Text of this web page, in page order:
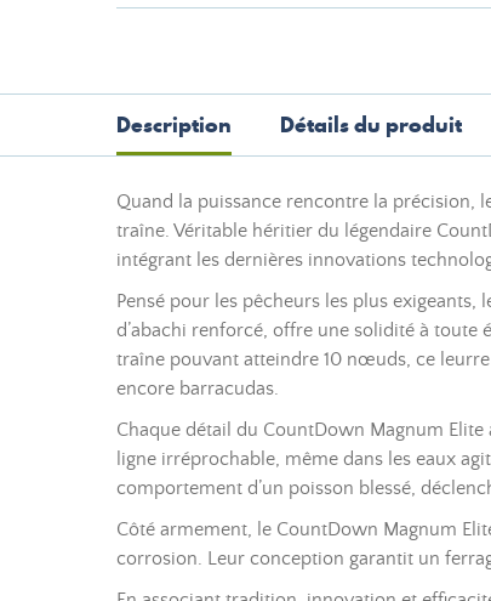
Description Détails du produit
Quand la puissance rencontre la précision,
traîne. Véritable héritier du légendaire
intégrant les dernières innovations
Pensé pour les pêcheurs les plus
d’abachi renforcé, offre une solidité à toute
traîne pouvant atteindre 10 nœuds, ce
encore barracudas.
Chaque détail du CountDown Magnum
ligne irréprochable, même dans les eaux
comportement d’un poisson blessé,
Côté armement, le CountDown Magnum
corrosion. Leur conception garantit un